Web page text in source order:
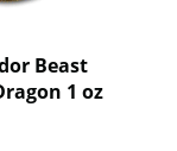
Beast
1 oz